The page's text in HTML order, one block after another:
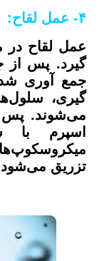
۴- عمل لقاح:
عمل لقاح در
گیرد. پس از
جمع آوری
گیری،
اسپرم
تزریق می‌شود.